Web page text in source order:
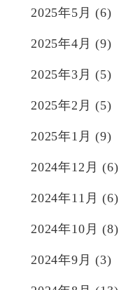
2025年5月 (6)
2025年4月 (9)
2025年3月 (5)
2025年2月 (5)
2025年1月 (9)
2024年12月 (6)
2024年11月 (6)
2024年10月 (8)
2024年9月 (3)